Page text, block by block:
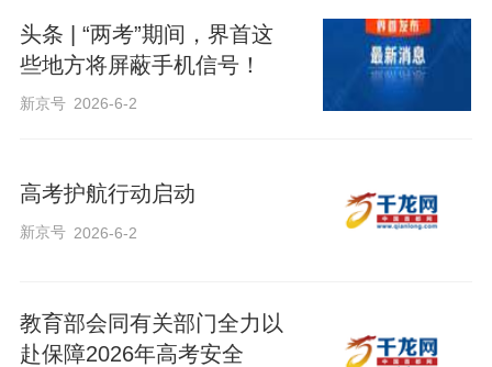
头条 | “两考”期间，界首这
些地方将屏蔽手机信号！
新京号 2026-6-2
高考护航行动启动
新京号 2026-6-2
教育部会同有关部门全力以
赴保障2026年高考安全